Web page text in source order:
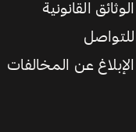
الوثائق القانونية
للتواصل
الإبلاغ عن المخالفات